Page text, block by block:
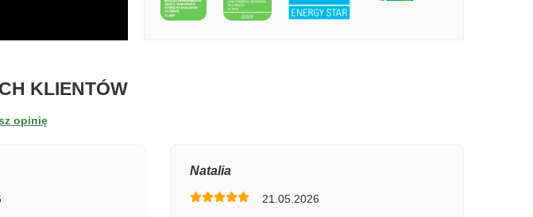
KLIENTÓWO TAPECIE BALONY I TĘCZA
opinię
Natalia
21.05.2026